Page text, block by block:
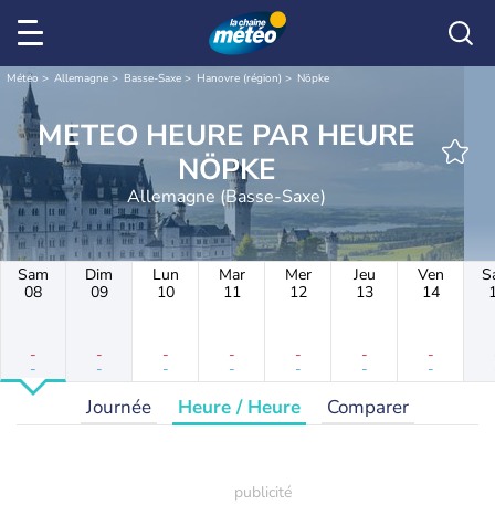
Météo Allemagne Basse-Saxe Hanovre (région) Nöpke
METEO HEURE PAR HEURE
NÖPKE
Allemagne (Basse-Saxe)
Sam
08
-
-
Dim
09
-
-
Lun
10
-
-
Mar
11
-
-
Mer
12
-
-
Jeu
13
-
-
Ven
14
-
-
Journée Heure / Heure Comparer